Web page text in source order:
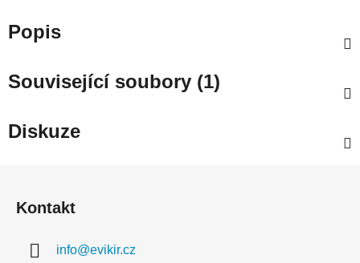
Popis
Související soubory (1)
Diskuze
Kontakt
info@evikir.cz